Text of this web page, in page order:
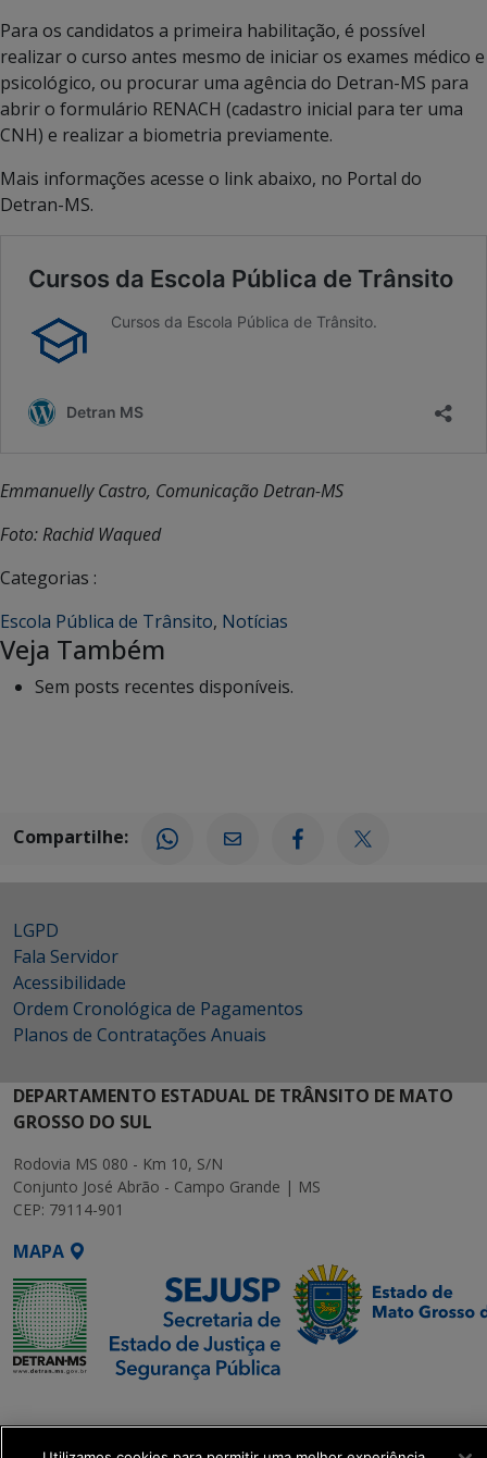
Para os candidatos a primeira habilitação, é possível
realizar o curso antes mesmo de iniciar os exames médico e
psicológico, ou procurar uma agência do Detran-MS para
abrir o formulário RENACH (cadastro inicial para ter uma
CNH) e realizar a biometria previamente.
Mais informações acesse o link abaixo, no Portal do
Detran-MS.
Emmanuelly Castro, Comunicação Detran-MS
Foto: Rachid Waqued
Categorias :
Escola Pública de Trânsito, Notícias
Veja Também
Sem posts recentes disponíveis.
Compartilhe:
LGPD
Fala Servidor
Acessibilidade
Ordem Cronológica de Pagamentos
Planos de Contratações Anuais
DEPARTAMENTO ESTADUAL DE TRÂNSITO DE MATO
GROSSO DO SUL
Rodovia MS 080 - Km 10, S/N
Conjunto José Abrão - Campo Grande | MS
CEP: 79114-901
MAPA
Executiva de